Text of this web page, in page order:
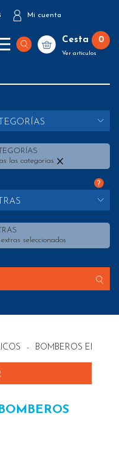
Mi cuenta
Cesta 0
Ver artículos
las categorías
?
seleccionados
- BOMBEROS EN